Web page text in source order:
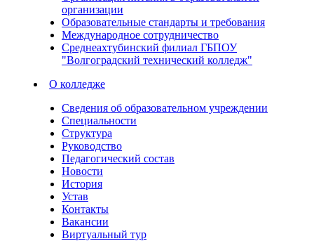
организации
Образовательные стандарты и требования
Международное сотрудничество
Среднеахтубинский филиал ГБПОУ
"Волгоградский технический колледж"
О колледже
Сведения об образовательном учреждении
Специальности
Структура
Руководство
Педагогический состав
Новости
История
Устав
Контакты
Вакансии
Виртуальный тур